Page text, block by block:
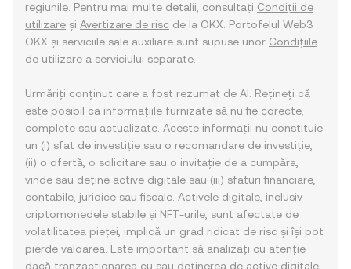
regiunile. Pentru mai multe detalii, consultați Condiții de
utilizare și Avertizare de risc de la OKX. Portofelul Web3
OKX și serviciile sale auxiliare sunt supuse unor Condițiile
de utilizare a serviciului separate.
Urmăriți conținut care a fost rezumat de AI. Rețineți că
este posibil ca informațiile furnizate să nu fie corecte,
complete sau actualizate. Aceste informații nu constituie
un (i) sfat de investiție sau o recomandare de investiție,
(ii) o ofertă, o solicitare sau o invitație de a cumpăra,
vinde sau deține active digitale sau (iii) sfaturi financiare,
contabile, juridice sau fiscale. Activele digitale, inclusiv
criptomonedele stabile și NFT-urile, sunt afectate de
volatilitatea pieței, implică un grad ridicat de risc și își pot
pierde valoarea. Este important să analizați cu atenție
dacă tranzacționarea cu sau deținerea de active digitale